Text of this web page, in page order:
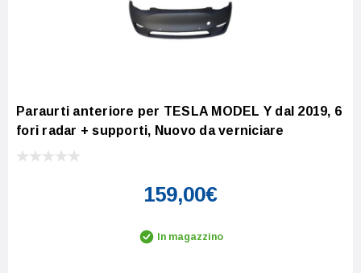
Paraurti anteriore per TESLA MODEL Y dal 2019, 6
fori radar + supporti, Nuovo da verniciare
159,00€
In magazzino